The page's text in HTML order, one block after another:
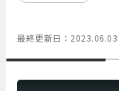
最終更新日： 2023.06.03